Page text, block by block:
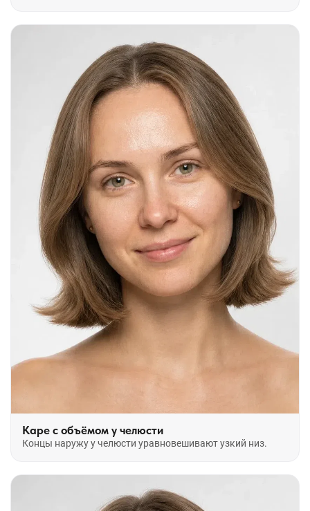
Каре с объёмом у челюсти
Концы наружу у челюсти уравновешивают узкий низ.